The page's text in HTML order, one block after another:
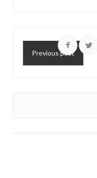
Previous post